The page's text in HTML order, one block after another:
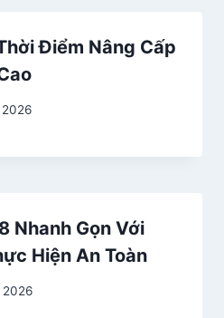
Điểm Nâng Cấp
Nhanh Gọn Với
Hiện An Toàn
2026